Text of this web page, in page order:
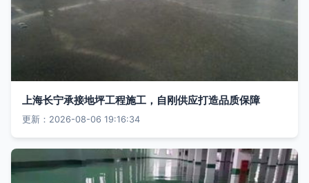
上海长宁承接地坪工程施工，自刚供应打造品质保障
更新：2026-08-06 19:16:34